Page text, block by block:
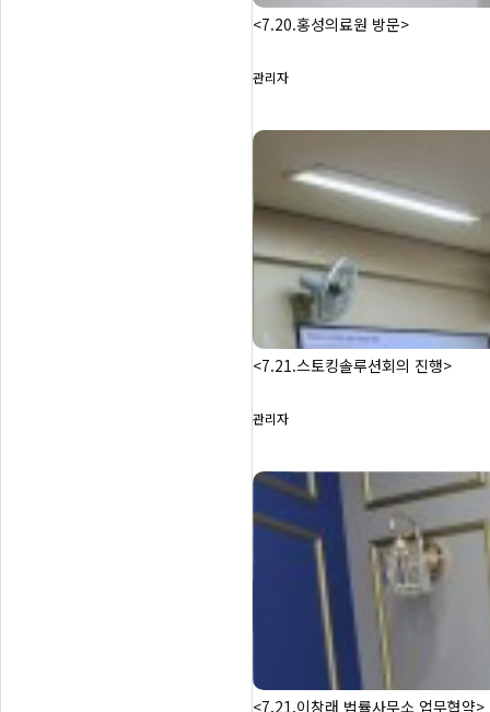
<7.20.홍성의료원 방문>
관리자
<7.21.스토킹솔루션회의 진행>
관리자
<7.21.이창래 법률사무소 업무협약>